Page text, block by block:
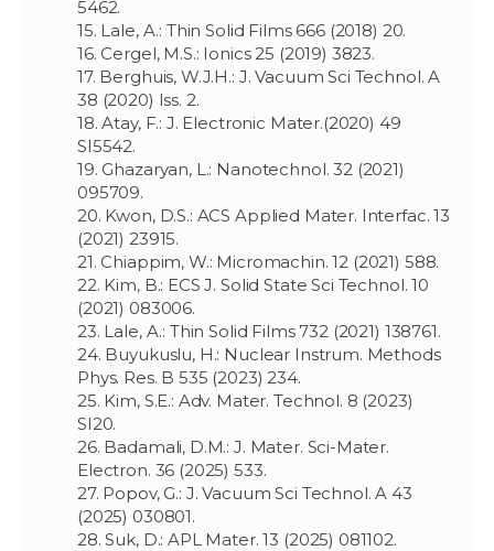
5462.
15. Lale, A.: Thin Solid Films 666 (2018) 20.
16. Cergel, M.S.: Ionics 25 (2019) 3823.
17. Berghuis, W.J.H.: J. Vacuum Sci Technol. A
38 (2020) Iss. 2.
18. Atay, F.: J. Electronic Mater.‏ 49 (2020)
SI5542.
19. Ghazaryan, L.: Nanotechnol. 32 (2021)
095709.
20. Kwon, D.S.: ACS Applied Mater. Interfac. 13
(2021) 23915.
21. Chiappim, W.: Micromachin. 12 (2021) 588.
22. Kim, B.: ECS J. Solid State Sci Technol. 10
(2021) 083006.
23. Lale, A.: Thin Solid Films 732 (2021) 138761.
24. Buyukuslu, H.: Nuclear Instrum. Methods
Phys. Res. B 535 (2023) 234.
25. Kim, S.E.: Adv. Mater. Technol. 8 (2023)
SI20.
26. Badamali, D.M.: J. Mater. Sci-Mater.
Electron. 36 (2025) 533.
27. Popov, G.: J. Vacuum Sci Technol. A 43
(2025) 030801.
28. Suk, D.: APL Mater. 13 (2025) 081102.